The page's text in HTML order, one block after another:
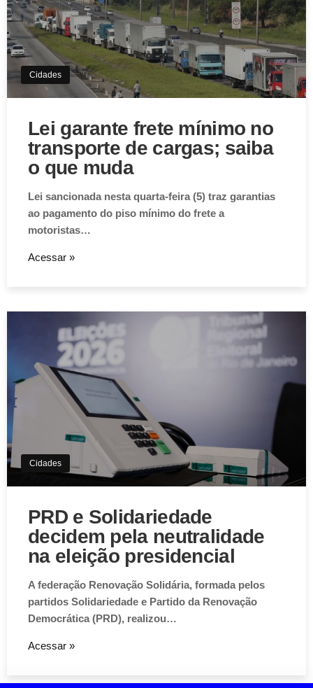
Aviso de Cookies!
Este website utiliza Cookies. Usamos cookies, garantindo
experiência única em nosso site.
Aceitar
Cidades
Lei garante frete mínimo no
transporte de cargas; saiba
o que muda
Lei sancionada nesta quarta-feira (5) traz garantias
ao pagamento do piso mínimo do frete a
motoristas…
Acessar »
Cidades
PRD e Solidariedade
decidem pela neutralidade
na eleição presidencial
A federação Renovação Solidária, formada pelos
partidos Solidariedade e Partido da Renovação
Democrática (PRD), realizou…
Acessar »